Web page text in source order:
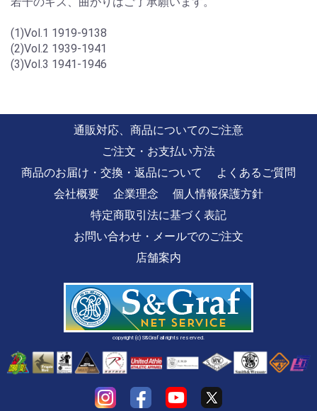
(1)Vol.1 1919-9138
(2)Vol.2 1939-1941
(3)Vol.3 1941-1946
通販対応、商品についてのご注意
ご注文・お支払い方法
商品のお届け・交換・返品について
よくあるご質問
会社概要
企業理念
個人情報保護方針
特定商取引法に基づく表記
お問い合わせ・メールでのご注文
店舗案内
copyright (c) S&Graf all rights reserved.